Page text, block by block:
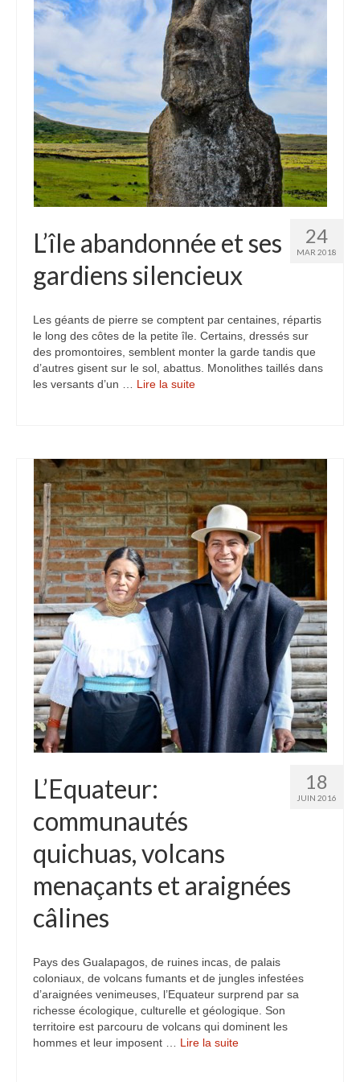
Etats-Unis
Malaisie
Thaïlande
Birmanie
Cambodge
Laos
Chine
Kazakhstan
Ouzbekistan
Turkmenistan
Malte
Préparatifs
Autres voyages
Bolivie
Cambodge
Cap-vert
Costa-Rica
Guatemala
Vietnam
The Tour du monde
The Team
Blogs voyage
24
MAR 2018
L’île abandonnée et ses
gardiens silencieux
Les géants de pierre se comptent par centaines, répartis
le long des côtes de la petite île. Certains, dressés sur
des promontoires, semblent monter la garde tandis que
d’autres gisent sur le sol, abattus. Monolithes taillés dans
les versants d’un … Lire la suite­­
18
JUIN 2016
L’Equateur:
communautés
quichuas, volcans
menaçants et araignées
câlines
Pays des Gualapagos, de ruines incas, de palais
coloniaux, de volcans fumants et de jungles infestées
d’araignées venimeuses, l’Equateur surprend par sa
richesse écologique, culturelle et géologique. Son
territoire est parcouru de volcans qui dominent les
hommes et leur imposent … Lire la suite­­